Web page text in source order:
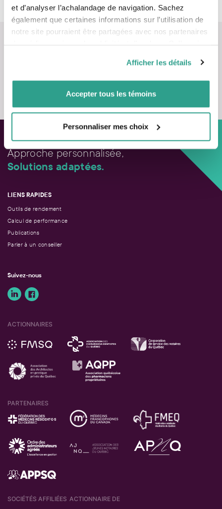
et d’analyser l’achalandage de navigation. Sachez
également que certaines informations sur l’utilisation de
notre site pourraient être partagées avec nos partenaires
vous leur auriez fournies ou qu’ils auraient collectées lors
de votre utilisation de leurs services.
Afficher les détails
Accepter tous les témoins
Personnaliser mes choix
Approche personnalisée,
Solutions adaptées.
LIENS RAPIDES
Outils de rendement
Calcul de performance
Publications
Parler à un conseiller
Suivez-nous
ACTIONNAIRES
PARTENAIRES
SOCIÉTÉS AFFILIÉES ACTIONNAIRE DE